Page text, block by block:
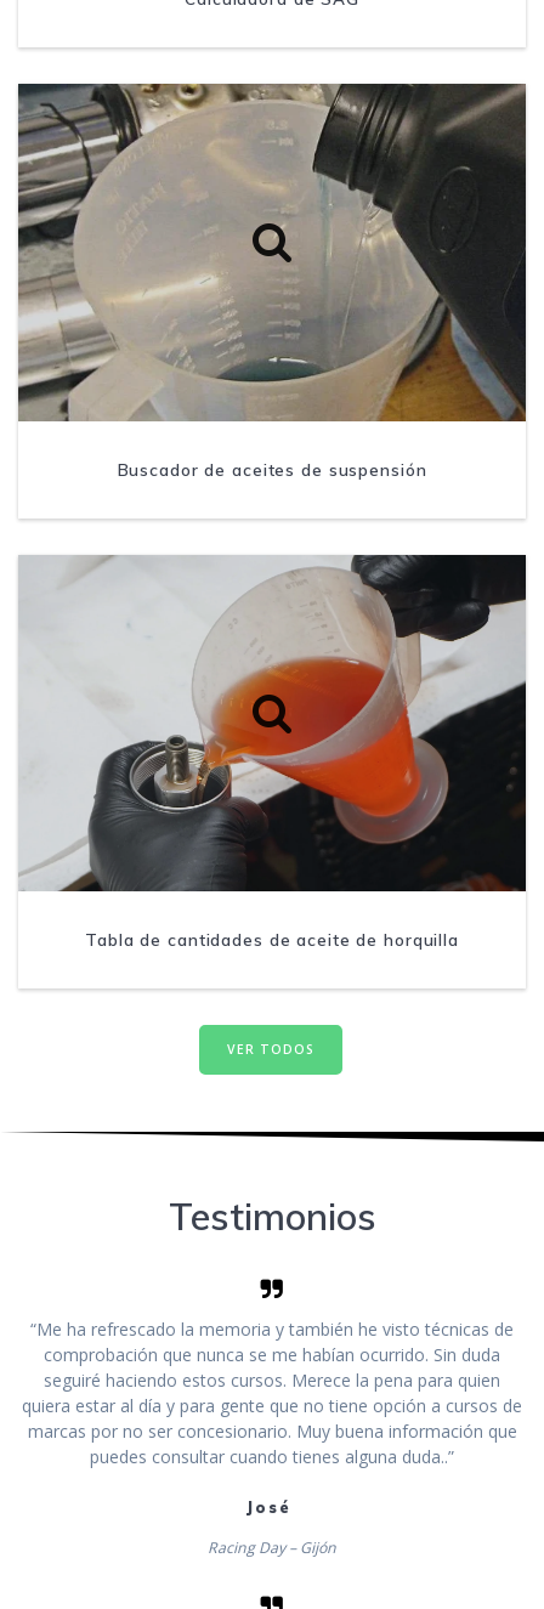
Buscador de aceites de suspensión
Tabla de cantidades de aceite de horquilla
VER TODOS
Testimonios
“Me ha refrescado la memoria y también he visto técnicas de
comprobación que nunca se me habían ocurrido. Sin duda
seguiré haciendo estos cursos. Merece la pena para quien
quiera estar al día y para gente que no tiene opción a cursos de
marcas por no ser concesionario. Muy buena información que
puedes consultar cuando tienes alguna duda..”
José
Racing Day – Gijón